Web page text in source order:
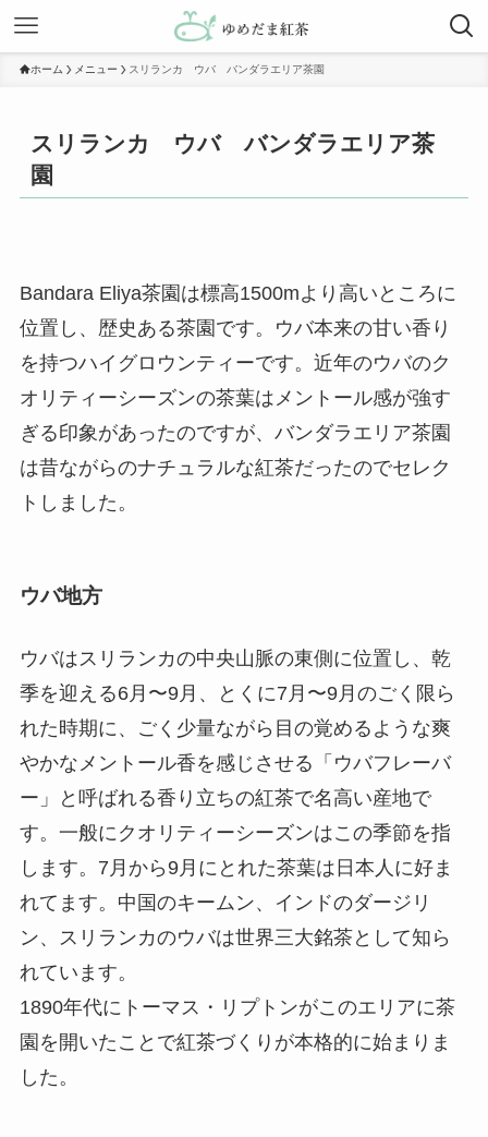
ホーム メニュー スリランカ ウバ バンダラエリア茶園
スリランカ ウバ バンダラエリア茶
園
Bandara Eliya茶園は標高1500mより高いところに
位置し、歴史ある茶園です。ウバ本来の甘い香り
を持つハイグロウンティーです。近年のウバのク
オリティーシーズンの茶葉はメントール感が強す
ぎる印象があったのですが、バンダラエリア茶園
は昔ながらのナチュラルな紅茶だったのでセレク
トしました。
ウバ地方
ウバはスリランカの中央山脈の東側に位置し、乾
季を迎える6月〜9月、とくに7月〜9月のごく限ら
れた時期に、ごく少量ながら目の覚めるような爽
やかなメントール香を感じさせる「ウバフレーバ
ー」と呼ばれる香り立ちの紅茶で名高い産地で
す。一般にクオリティーシーズンはこの季節を指
します。7月から9月にとれた茶葉は日本人に好ま
れてます。中国のキームン、インドのダージリ
ン、スリランカのウバは世界三大銘茶として知ら
れています。
1890年代にトーマス・リプトンがこのエリアに茶
園を開いたことで紅茶づくりが本格的に始まりま
した。